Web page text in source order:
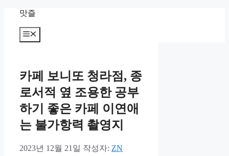
맛즐
메
뉴
카페 보니또 청라점, 종
로서적 옆 조용한 공부
하기 좋은 카페 이연애
는 불가항력 촬영지
2023년 12월 21일 작성자: ZN